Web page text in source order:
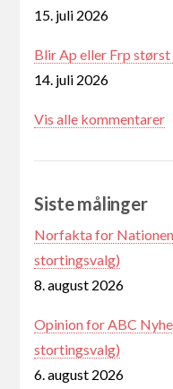
15. juli 2026
Blir Ap eller Frp størst
14. juli 2026
Vis alle kommentarer
Siste målinger
Norfakta for
stortingsvalg)
8. august 2026
Opinion for ABC
stortingsvalg)
6. august 2026